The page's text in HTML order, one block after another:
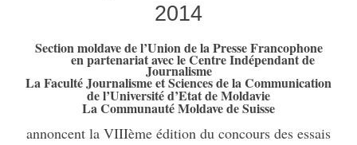
2014
Section moldave de l’Union de la Presse Francophone
en partenariat avec le Centre Indépendant de
Journalisme
La Faculté Journalisme et Sciences de la Communication
de l’Université d’Etat de Moldavie
La Communauté Moldave de Suisse
annoncent la VIIIème édition du concours des essais